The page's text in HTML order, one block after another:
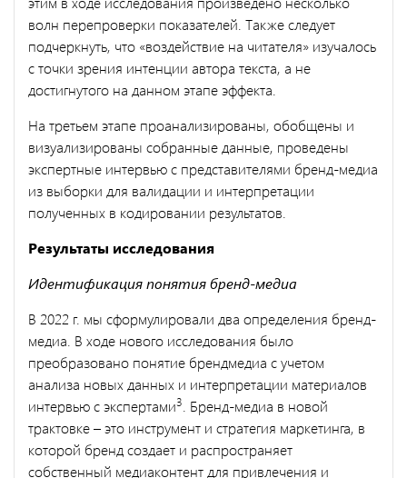
волн перепроверки показателей. Также следует
подчеркнуть, что «воздействие на читателя» изучалось
с точки зрения интенции автора текста, а не
достигнутого на данном этапе эффекта.
На третьем этапе проанализированы, обобщены и
визуализированы собранные данные, проведены
экспертные интервью с представителями бренд-медиа
из выборки для валидации и интерпретации
полученных в кодировании результатов.
Результаты исследования
Идентификация понятия бренд-медиа
В 2022 г. мы сформулировали два определения бренд-
медиа. В ходе нового исследования было
преобразовано понятие брендмедиа с учетом
анализа новых данных и интерпретации материалов
интервью с экспертами3 . Бренд-медиа в новой
трактовке – это инструмент и стратегия маркетинга, в
которой бренд создает и распространяет
собственный медиаконтент для привлечения и